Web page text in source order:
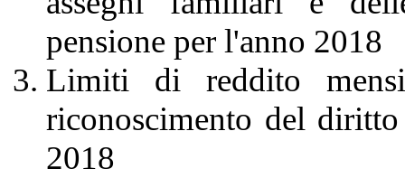
pensione per l'anno 2018
Limiti di reddito
riconoscimento del
2018